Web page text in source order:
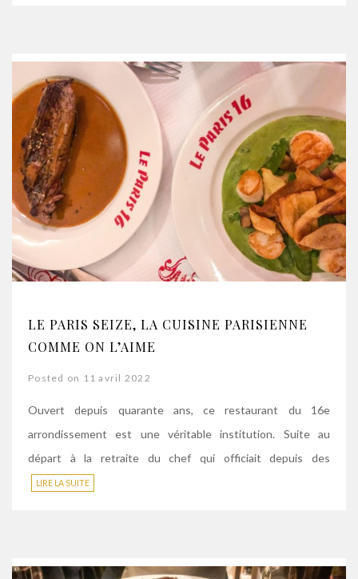
LE PARIS SEIZE, LA CUISINE PARISIENNE
COMME ON L’AIME
Posted on 11 avril 2022
Ouvert depuis quarante ans, ce restaurant du 16e
arrondissement est une véritable institution. Suite au
départ à la retraite du chef qui officiait depuis des
LIRE LA SUITE